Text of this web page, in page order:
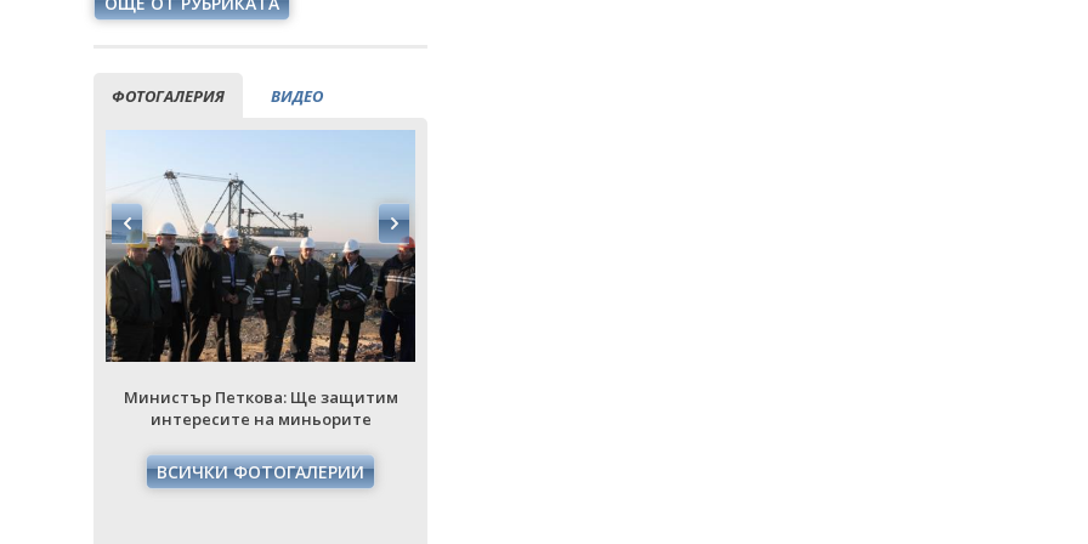
ФОТОГАЛЕРИЯ ВИДЕО
Министър Петкова: Ще защитим
интересите на миньорите
ВСИЧКИ ФОТОГАЛЕРИИ